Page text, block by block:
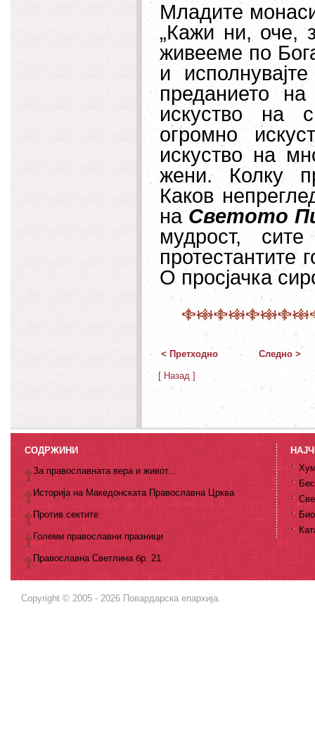
Младите
„Кажи ни, оче,
живееме по
и
преданието
искуство на
огромно
искуство на
жени. Колку
Каков
на Светото
мудрост,
О просјачка
< Претходно Следно >
[ Назад ]
СОДРЖИНИ
За православната вера и живот...
Историја на Македонската Православна Црква
Против сектите
Големи православни празници
Православна Светлина бр. 21
Copyright © 2005 - 2026 Повардарска епархија.